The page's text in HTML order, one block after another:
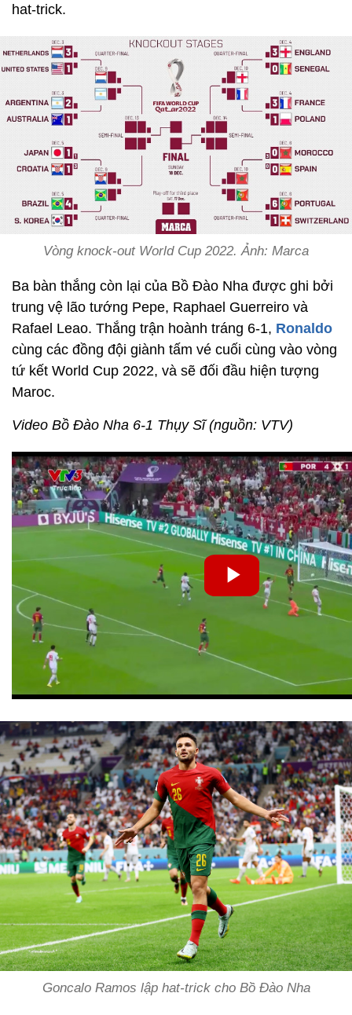
hat-trick.
Vòng knock-out World Cup 2022. Ảnh: Marca
Ba bàn thắng còn lại của Bồ Đào Nha được ghi bởi
trung vệ lão tướng Pepe, Raphael Guerreiro và
Rafael Leao. Thắng trận hoành tráng 6-1, Ronaldo
cùng các đồng đội giành tấm vé cuối cùng vào vòng
tứ kết World Cup 2022, và sẽ đối đầu hiện tượng
Maroc.
Video Bồ Đào Nha 6-1 Thụy Sĩ (nguồn: VTV)
Goncalo Ramos lập hat-trick cho Bồ Đào Nha